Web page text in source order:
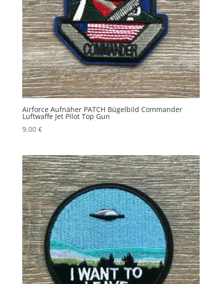
Airforce Aufnäher PATCH Bügelbild Commander
Luftwaffe Jet Pilot Top Gun
9,00 €